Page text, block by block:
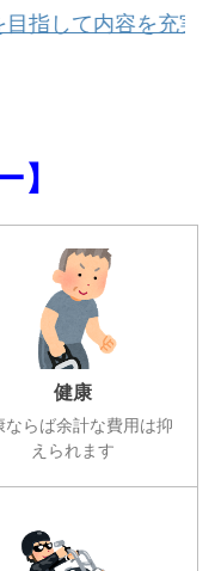
して内容を充実し
】
健康
ならば余計な費用は抑
えられます